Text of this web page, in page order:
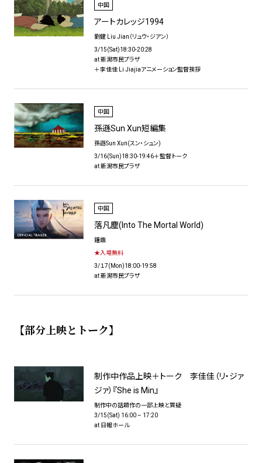
中国
アートカレッジ1994
劉健 Liu Jian（リュウ・ジアン）
3/15(Sat)18:30-20:28
at 新潟市民プラザ
＋李佳佳 Li Jiajiaアニメーション監督挨拶
中国
孫遜Sun Xun短編集
孫遜Sun Xun(スン・シュン)
3/16(Sun)18:30-19:46＋監督トーク
at 新潟市民プラザ
中国
落凡塵(Into The Mortal World)
鐘鼎
★入場無料
3/１7(Mon)18:00-19:58
at 新潟市民プラザ
【部分上映とトーク】
制作中作品上映＋トーク 李佳佳（リ・ジァ
ジァ）『She is Min』
制作中の話題作の一部上映と質疑
3/15(Sat) 16:00 – 17:20
at 日報ホール